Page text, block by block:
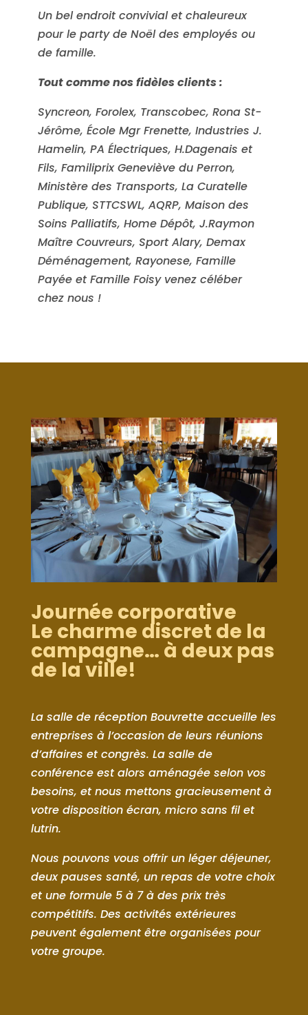
Un bel endroit convivial et chaleureux
pour le party de Noël des employés ou
de famille.
Tout comme nos fidèles clients :
Syncreon, Forolex, Transcobec, Rona St-
Jérôme, École Mgr Frenette, Industries J.
Hamelin, PA Électriques, H.Dagenais et
Fils, Familiprix Geneviève du Perron,
Ministère des Transports, La Curatelle
Publique, STTCSWL, AQRP, Maison des
Soins Palliatifs, Home Dépôt, J.Raymon
Maître Couvreurs, Sport Alary, Demax
Déménagement, Rayonese, Famille
Payée et Famille Foisy venez céléber
chez nous !
Journée corporative
Le charme discret de la
campagne… à deux pas
de la ville!
La salle de réception Bouvrette accueille les
entreprises à l’occasion de leurs réunions
d’affaires et congrès. La salle de
conférence est alors aménagée selon vos
besoins, et nous mettons gracieusement à
votre disposition écran, micro sans fil et
lutrin.
Nous pouvons vous offrir un léger déjeuner,
deux pauses santé, un repas de votre choix
et une formule 5 à 7 à des prix très
compétitifs. Des activités extérieures
peuvent également être organisées pour
votre groupe.